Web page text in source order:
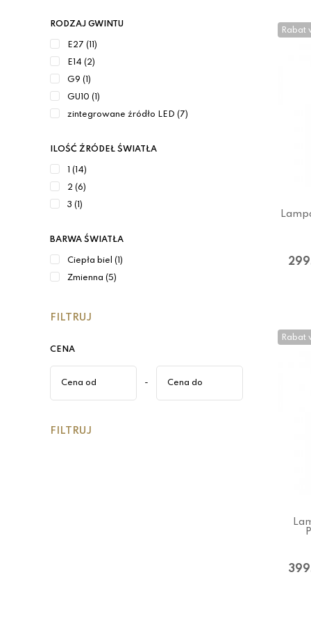
RODZAJ GWINTU
E27 (11)
E14 (2)
G9 (1)
GU10 (1)
zintegrowane źródło LED (7)
ILOŚĆ ŹRÓDEŁ ŚWIATŁA
1 (14)
2 (6)
3 (1)
BARWA ŚWIATŁA
Ciepła biel (1)
Zmienna (5)
FILTRUJ
CENA
-
FILTRUJ
Rabat
Rabat